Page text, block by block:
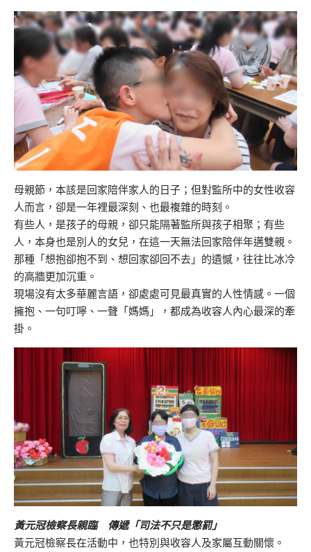
母親節，本該是回家陪伴家人的日子；但對監所中的女性收容
人而言，卻是一年裡最深刻、也最複雜的時刻。
有些人，是孩子的母親，卻只能隔著監所與孩子相聚；有些
人，本身也是別人的女兒，在這一天無法回家陪伴年邁雙親。
那種「想抱卻抱不到、想回家卻回不去」的遺憾，往往比冰冷
的高牆更加沉重。
現場沒有太多華麗言語，卻處處可見最真實的人性情感。一個
擁抱、一句叮嚀、一聲「媽媽」，都成為收容人內心最深的牽
掛。
黃元冠檢察長親臨 傳遞「司法不只是懲罰」
黃元冠檢察長在活動中，也特別與收容人及家屬互動關懷。